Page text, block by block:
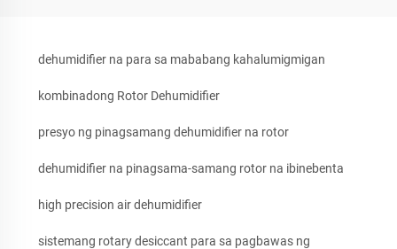
dehumidifier na para sa mababang kahalumigmigan
kombinadong Rotor Dehumidifier
presyo ng pinagsamang dehumidifier na rotor
dehumidifier na pinagsama-samang rotor na ibinebenta
high precision air dehumidifier
sistemang rotary desiccant para sa pagbawas ng